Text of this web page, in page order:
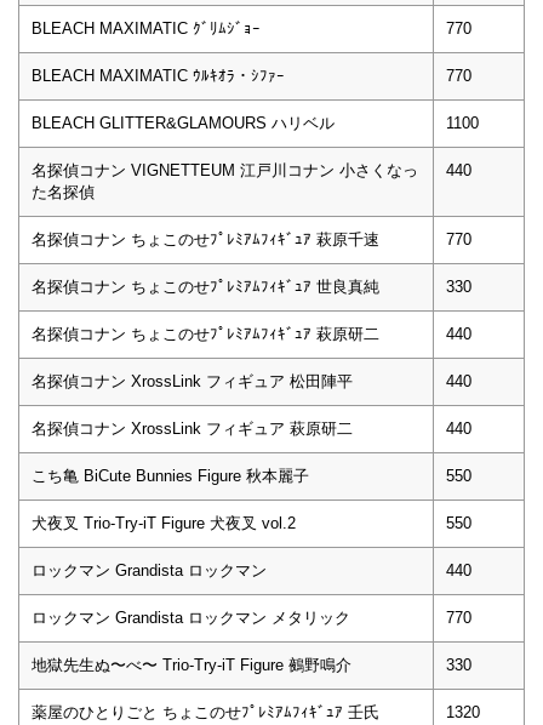
BLEACH MAXIMATIC ｸﾞﾘﾑｼﾞｮｰ 770
BLEACH MAXIMATIC ｳﾙｷｵﾗ・ｼﾌｧｰ 770
BLEACH GLITTER&GLAMOURS ハリベル 1100
名探偵コナン VIGNETTEUM 江戸川コナン 小さくなっ
た名探偵
440
名探偵コナン ちょこのせﾌﾟﾚﾐｱﾑﾌｨｷﾞｭｱ 萩原千速 770
名探偵コナン ちょこのせﾌﾟﾚﾐｱﾑﾌｨｷﾞｭｱ 世良真純 330
名探偵コナン ちょこのせﾌﾟﾚﾐｱﾑﾌｨｷﾞｭｱ 萩原研二 440
名探偵コナン XrossLink フィギュア 松田陣平 440
名探偵コナン XrossLink フィギュア 萩原研二 440
こち亀 BiCute Bunnies Figure 秋本麗子 550
犬夜叉 Trio-Try-iT Figure 犬夜叉 vol.2 550
ロックマン Grandista ロックマン 440
ロックマン Grandista ロックマン メタリック 770
地獄先生ぬ〜べ〜 Trio-Try-iT Figure 鵺野鳴介 330
薬屋のひとりごと ちょこのせﾌﾟﾚﾐｱﾑﾌｨｷﾞｭｱ 壬氏 1320